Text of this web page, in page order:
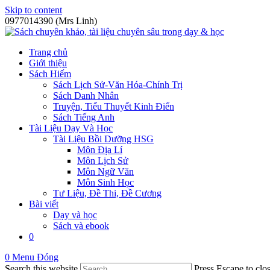
Skip to content
0977014390 (Mrs Linh)
Trang chủ
Giới thiệu
Sách Hiếm
Sách Lịch Sử-Văn Hóa-Chính Trị
Sách Danh Nhân
Truyện, Tiểu Thuyết Kinh Điển
Sách Tiếng Anh
Tài Liệu Dạy Và Học
Tài Liệu Bồi Dưỡng HSG
Môn Địa Lí
Môn Lịch Sử
Môn Ngữ Văn
Môn Sinh Học
Tư Liệu, Đề Thi, Đề Cương
Bài viết
Dạy và học
Sách và ebook
0
0 Menu Đóng